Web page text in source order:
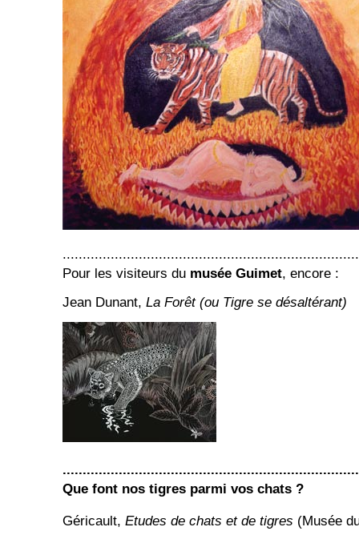
Pour les visiteurs du musée Guimet, encore :
Jean Dunant, La Forêt (ou Tigre se désaltérant)
Que font nos tigres parmi vos chats ?
Géricault, Etudes de chats et de tigres (Musée